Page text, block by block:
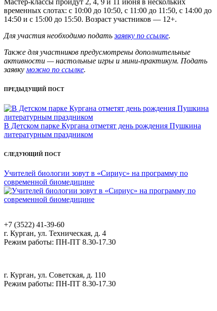
временных слотах: с 10:00 до 10:50, с 11:00 до 11:50, с 14:00 до
14:50 и с 15:00 до 15:50. Возраст участников — 12+.
Для участия необходимо податьзаявку по ссылке.
Также для участников предусмотрены дополнительные
активности — настольные игры и мини-практикум. Подать
заявку можно по ссылке.
Post
navigation
ПРЕДЫДУЩИЙ ПОСТ
В Детском парке Кургана отметят день рождения Пушкина
литературным праздником
СЛЕДУЮЩИЙ ПОСТ
Учителей биологии зовут в «Сириус» на программу по
современной биомедицине
+7 (3522) 41-39-60
г. Курган, ул. Техническая, д. 4
Режим работы: ПН-ПТ 8.30-17.30
г. Курган, ул. Советская, д. 110
Режим работы: ПН-ПТ 8.30-17.30